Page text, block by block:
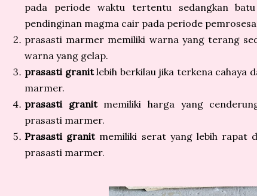
pada periode waktu tertentu sedangkan
pendinginan magma cair pada periode
prasasti marmer memiliki warna yang terang
warna yang gelap.
prasasti granitlebih berkilau jika terkena cahaya
marmer.
prasasti granitmemiliki harga yang
prasasti marmer.
Prasasti granitmemiliki serat yang lebih rapat
prasasti marmer.